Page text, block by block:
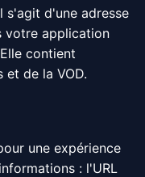
s'agit d'une adresse
votre application
contient
de la VOD.
une expérience
: l'URL